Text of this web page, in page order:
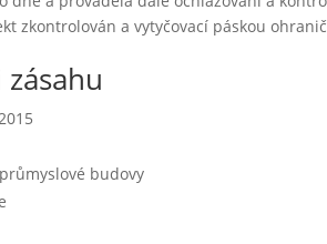
zkontrolován a vytyčovací páskou
budovy